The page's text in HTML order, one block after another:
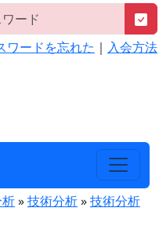
ワードを忘れた ｜ 入会方法
»技術分析»技術分析